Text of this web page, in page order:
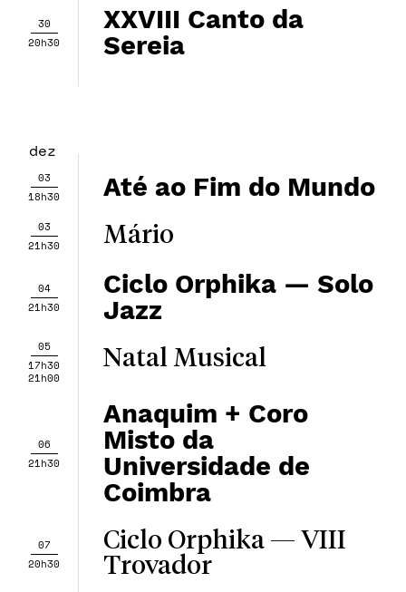
30
20h30
XXVIII Canto da
Sereia
dez
03
18h30
Até ao Fim do Mundo
03
21h30
Mário
04
21h30
Ciclo Orphika — ​​Solo
Jazz
05
17h30
21h00
Natal Musical
06
21h30
Anaquim + Coro
Misto da
Universidade de
Coimbra
07
20h30
Ciclo Orphika — ​​VIII
Trovador